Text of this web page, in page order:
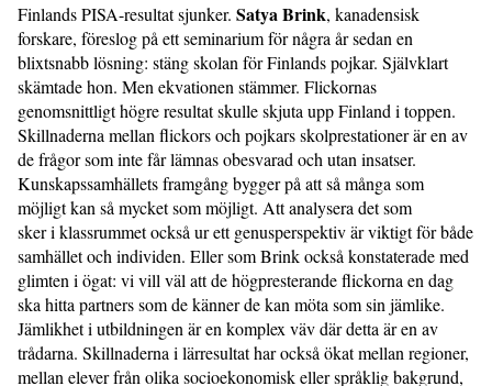
Finlands PISA-resultat sjunker. Satya Brink, kanadensisk
forskare, föreslog på ett seminarium för några år sedan en
blixtsnabb lösning: stäng skolan för Finlands pojkar. Självklart
skämtade hon. Men ekvationen stämmer. Flickornas
genomsnittligt högre resultat skulle skjuta upp Finland i toppen.
Skillnaderna mellan flickors och pojkars skolprestationer är en av
de frågor som inte får lämnas obesvarad och utan insatser.
Kunskapssamhällets framgång bygger på att så många som
möjligt kan så mycket som möjligt. Att analysera det som
sker i klassrummet också ur ett genusperspektiv är viktigt för både
samhället och individen. Eller som Brink också konstaterade med
glimten i ögat: vi vill väl att de högpresterande flickorna en dag
ska hitta partners som de känner de kan möta som sin jämlike.
Jämlikhet i utbildningen är en komplex väv där detta är en av
trådarna. Skillnaderna i lärresultat har också ökat mellan regioner,
mellan elever från olika socioekonomisk eller språklig bakgrund,